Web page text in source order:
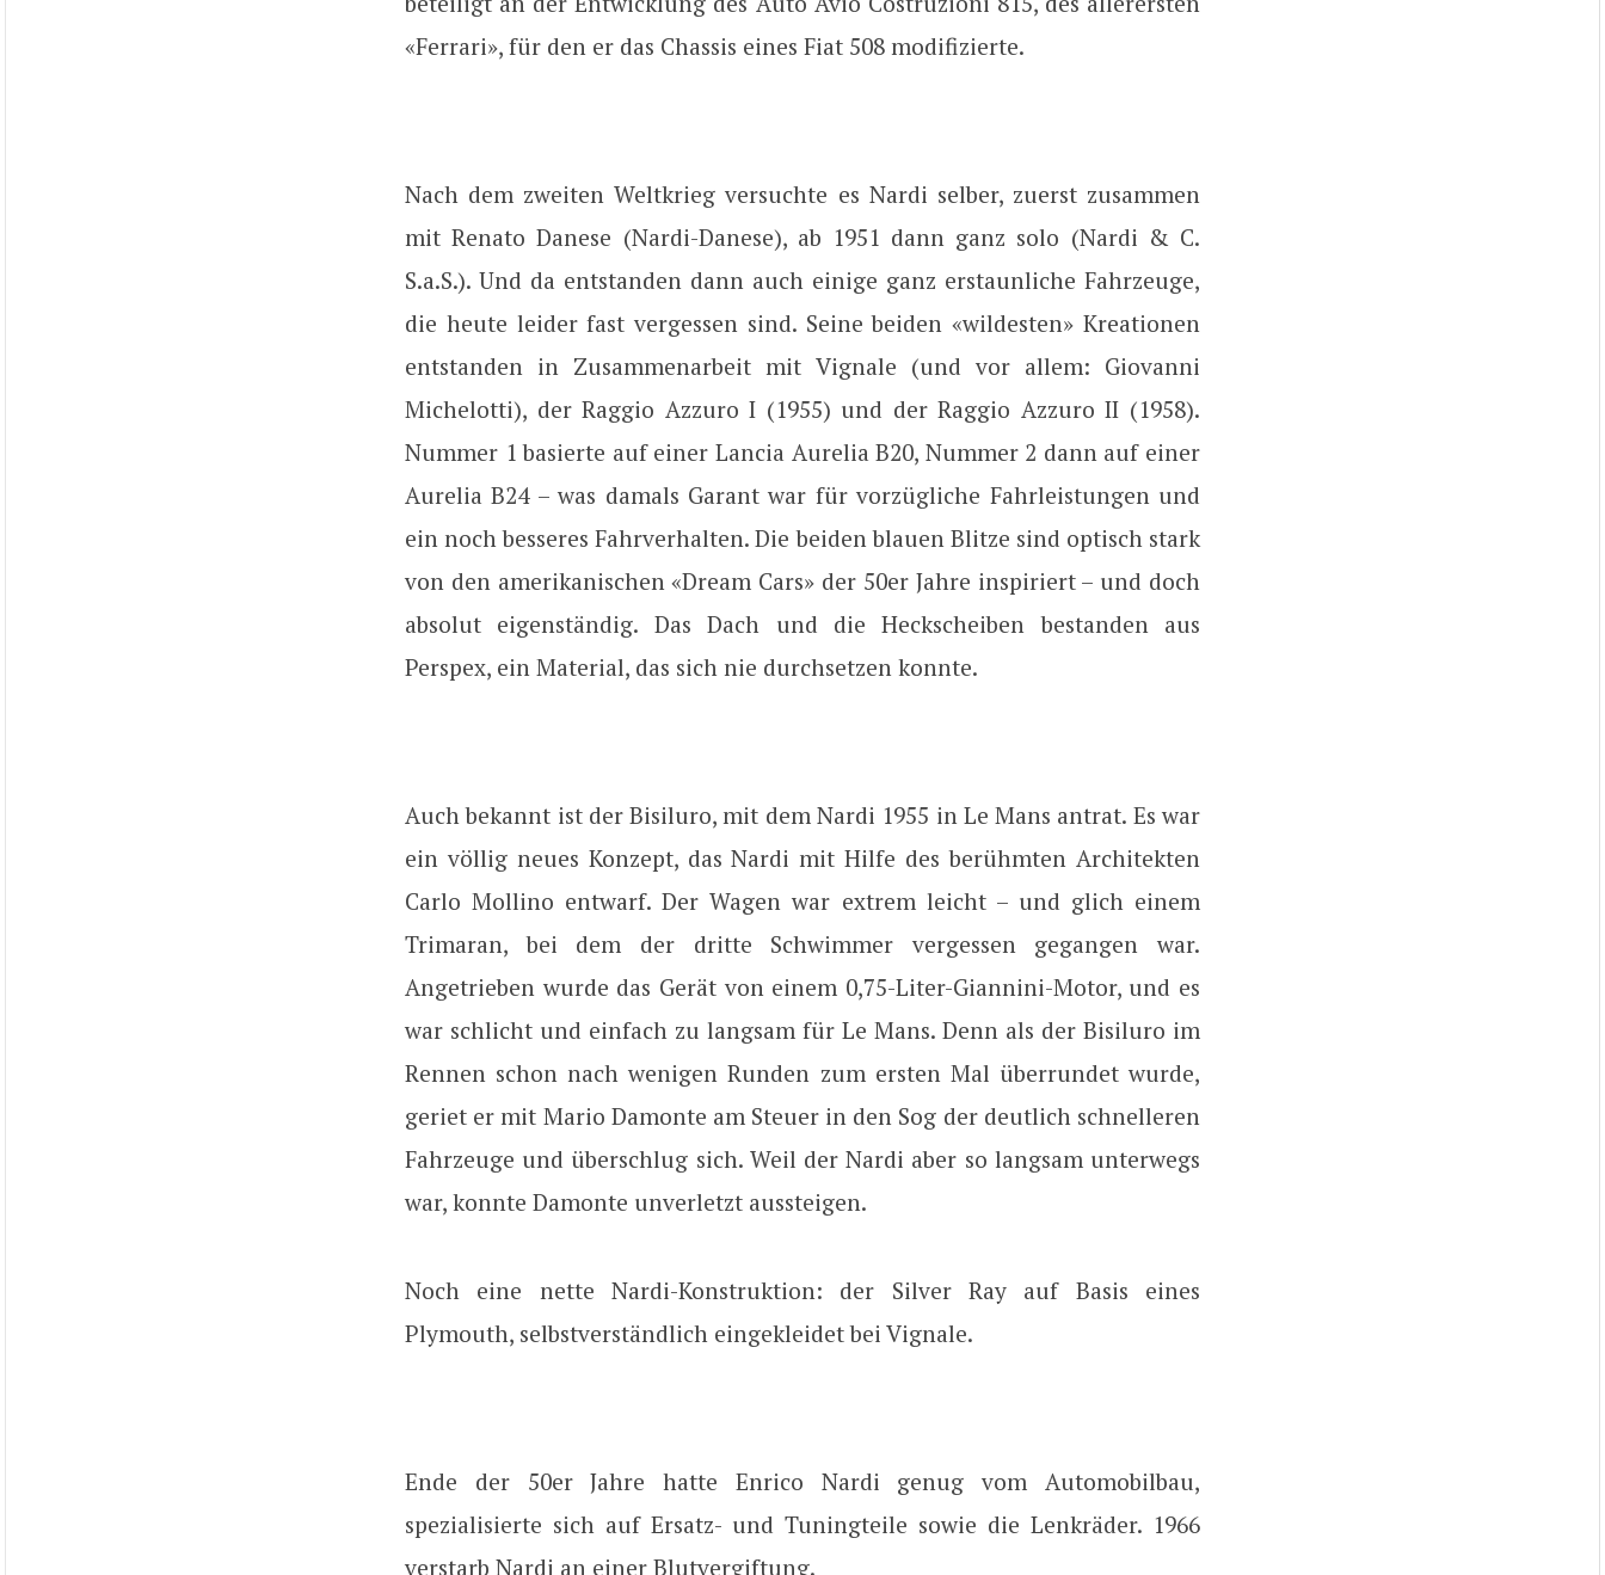
«Ferrari», für den er das Chassis eines Fiat 508 modifizierte.
Nach dem zweiten Weltkrieg versuchte es Nardi selber, zuerst zusammen
mit Renato Danese (Nardi-Danese), ab 1951 dann ganz solo (Nardi & C.
S.a.S.). Und da entstanden dann auch einige ganz erstaunliche Fahrzeuge,
die heute leider fast vergessen sind. Seine beiden «wildesten» Kreationen
entstanden in Zusammenarbeit mit Vignale (und vor allem: Giovanni
Michelotti), der Raggio Azzuro I (1955) und der Raggio Azzuro II (1958).
Nummer 1 basierte auf einer Lancia Aurelia B20, Nummer 2 dann auf einer
Aurelia B24 – was damals Garant war für vorzügliche Fahrleistungen und
ein noch besseres Fahrverhalten. Die beiden blauen Blitze sind optisch stark
von den amerikanischen «Dream Cars» der 50er Jahre inspiriert – und doch
absolut eigenständig. Das Dach und die Heckscheiben bestanden aus
Perspex, ein Material, das sich nie durchsetzen konnte.
Auch bekannt ist der Bisiluro, mit dem Nardi 1955 in Le Mans antrat. Es war
ein völlig neues Konzept, das Nardi mit Hilfe des berühmten Architekten
Carlo Mollino entwarf. Der Wagen war extrem leicht – und glich einem
Trimaran, bei dem der dritte Schwimmer vergessen gegangen war.
Angetrieben wurde das Gerät von einem 0,75-Liter-Giannini-Motor, und es
war schlicht und einfach zu langsam für Le Mans. Denn als der Bisiluro im
Rennen schon nach wenigen Runden zum ersten Mal überrundet wurde,
geriet er mit Mario Damonte am Steuer in den Sog der deutlich schnelleren
Fahrzeuge und überschlug sich. Weil der Nardi aber so langsam unterwegs
war, konnte Damonte unverletzt aussteigen.
Noch eine nette Nardi-Konstruktion: der Silver Ray auf Basis eines
Plymouth, selbstverständlich eingekleidet bei Vignale.
Ende der 50er Jahre hatte Enrico Nardi genug vom Automobilbau,
spezialisierte sich auf Ersatz- und Tuningteile sowie die Lenkräder. 1966
verstarb Nardi an einer Blutvergiftung.